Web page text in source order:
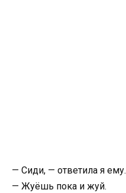
— Сиди, — ответила я ему.
— Жуёшь пока и жуй.